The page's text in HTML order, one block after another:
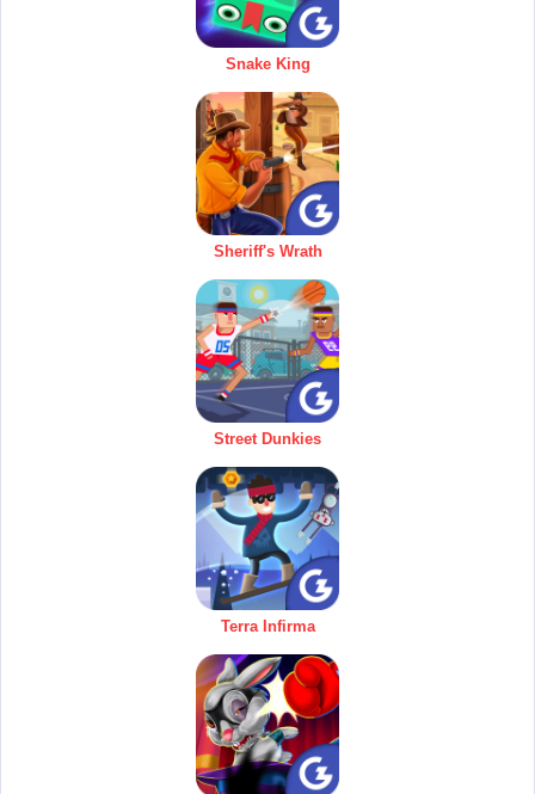
Snake King
Sheriff's Wrath
Street Dunkies
Terra Infirma